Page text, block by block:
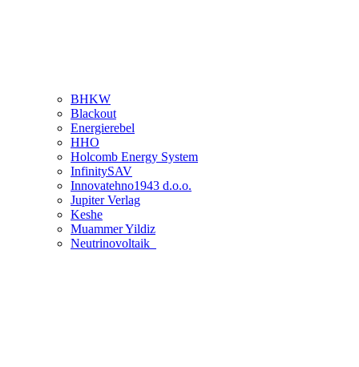
BHKW
Blackout
Energierebel
HHO
Holcomb Energy System
InfinitySAV
Innovatehno1943 d.o.o.
Jupiter Verlag
Keshe
Muammer Yildiz
Neutrinovoltaik